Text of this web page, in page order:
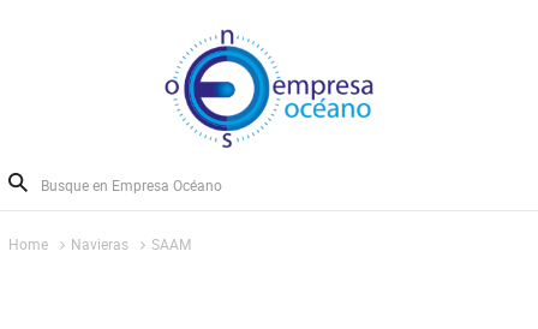
Home Navieras SAAM